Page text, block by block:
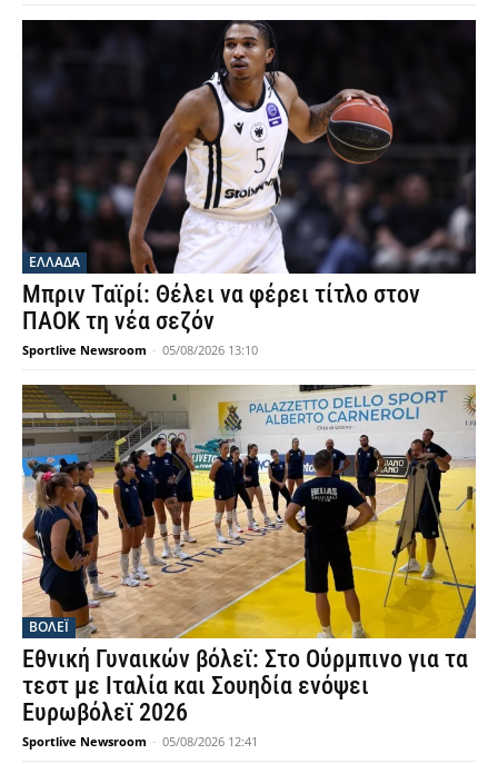
ΕΛΛΑΔΑ
Μπριν Ταϊρί: Θέλει να φέρει τίτλο στον
ΠΑΟΚ τη νέα σεζόν
Sportlive Newsroom - 05/08/2026 13:10
ΒΟΛΕΪ
Εθνική Γυναικών βόλεϊ: Στο Ούρμπινο για τα
τεστ με Ιταλία και Σουηδία ενόψει
Ευρωβόλεϊ 2026
Sportlive Newsroom - 05/08/2026 12:41